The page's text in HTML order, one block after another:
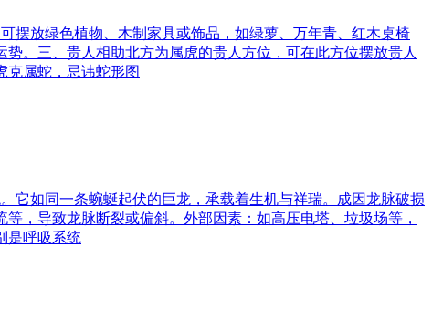
摆放绿色植物、木制家具或饰品，如绿萝、万年青、红木桌椅
。三、贵人相助北方为属虎的贵人方位，可在此方位摆放贵人
克属蛇，忌讳蛇形图
它如同一条蜿蜒起伏的巨龙，承载着生机与祥瑞。成因龙脉破损
，导致龙脉断裂或偏斜。外部因素：如高压电塔、垃圾场等，
是呼吸系统